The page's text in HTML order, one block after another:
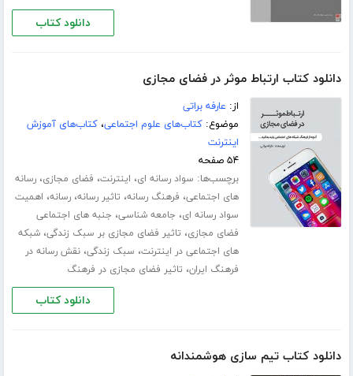
دانلود کتاب
دانلود کتاب ارتباط موثر در فضای مجازی
از: عارفه براتی
موضوع:کتاب‌های علوم اجتماعی،کتاب‌های آموزش
اینترنت
۵۴ صفحه
برچسب‌ها: سواد رسانه ای، اینترنت، فضای مجازی،رسانه
های اجتماعی، فرهنگ رسانه، تاثیر رسانه،رسانه، اهمیت
سواد رسانه ای، جامعه شناسی، جنبه های اجتماعی
فضای مجازی، تاثیر فضای مجازی بر سبک زندگی،شبکه
های اجتماعی در اینترنت، سبک زندگی،نقش رسانه در
فرهنگ ایران، تاثیر فضای مجازی در فرهنگ
دانلود کتاب
دانلود کتاب تیم سازی هوشمندانه